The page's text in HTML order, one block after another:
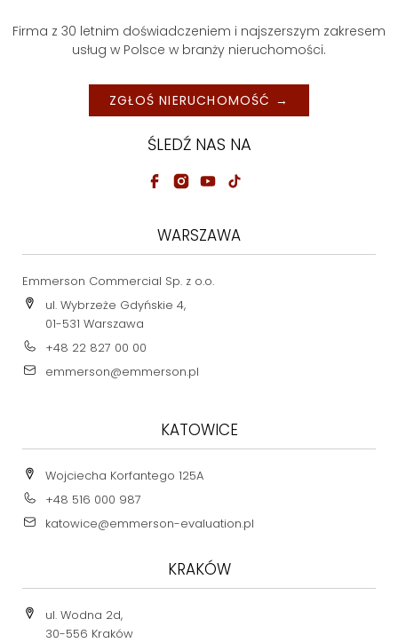
Firma z 30 letnim doświadczeniem i najszerszym zakresem
usług w Polsce w branży nieruchomości.
ZGŁOŚ NIERUCHOMOŚĆ →
ŚLEDŹ NAS NA
WARSZAWA
Emmerson Commercial Sp. z o.o.
ul. Wybrzeże Gdyńskie 4,
01-531 Warszawa
+48 22 827 00 00
emmerson@emmerson.pl
KATOWICE
Wojciecha Korfantego 125A
+48 516 000 987
katowice@emmerson-evaluation.pl
KRAKÓW
ul. Wodna 2d,
30-556 Kraków